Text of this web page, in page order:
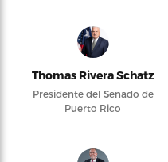
Thomas Rivera Schatz
Presidente del Senado de
Puerto Rico